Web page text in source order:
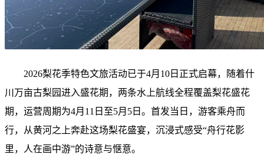
2026梨花季特色文旅活动已于4月10日正式启幕，随着什
川万亩古梨园进入盛花期，两条水上航线全程覆盖梨花盛花
期，运营周期为4月11日至5月5日。首发当日，游客乘舟而
行，从黄河之上奔赴这场梨花盛宴，沉浸式感受“舟行花影
里，人在画中游”的诗意与惬意。